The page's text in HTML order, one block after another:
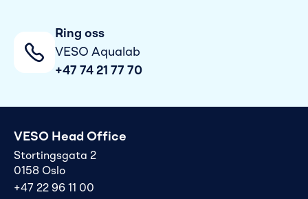
Ring oss
VESO Aqualab
+47 74 21 77 70
VESO Head Office
Stortingsgata 2
0158 Oslo
+47 22 96 11 00